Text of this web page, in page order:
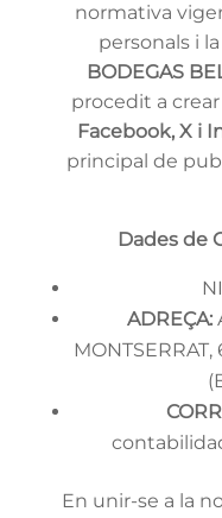
normativa
personals i
BODEGAS
procedit a
Facebook, X i
principal de
Dades de
ADREÇA:
En unir-se a la